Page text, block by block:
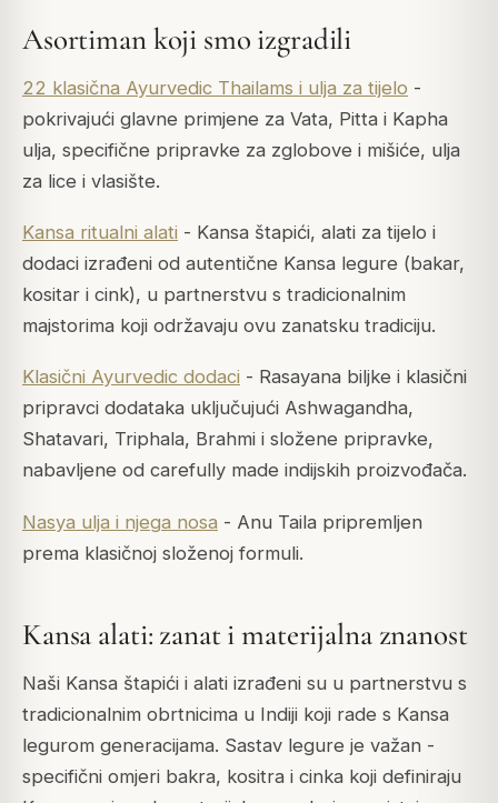
Asortiman koji smo izgradili
22 klasična Ayurvedic Thailams i ulja za tijelo -
pokrivajući glavne primjene za Vata, Pitta i Kapha
ulja, specifične pripravke za zglobove i mišiće, ulja
za lice i vlasište.
Kansa ritualni alati - Kansa štapići, alati za tijelo i
dodaci izrađeni od autentične Kansa legure (bakar,
kositar i cink), u partnerstvu s tradicionalnim
majstorima koji održavaju ovu zanatsku tradiciju.
Klasični Ayurvedic dodaci - Rasayana biljke i klasični
pripravci dodataka uključujući Ashwagandha,
Shatavari, Triphala, Brahmi i složene pripravke,
nabavljene od carefully made indijskih proizvođača.
Nasya ulja i njega nosa - Anu Taila pripremljen
prema klasičnoj složenoj formuli.
Kansa alati: zanat i materijalna znanost
Naši Kansa štapići i alati izrađeni su u partnerstvu s
tradicionalnim obrtnicima u Indiji koji rade s Kansa
legurom generacijama. Sastav legure je važan -
specifični omjeri bakra, kositra i cinka koji definiraju